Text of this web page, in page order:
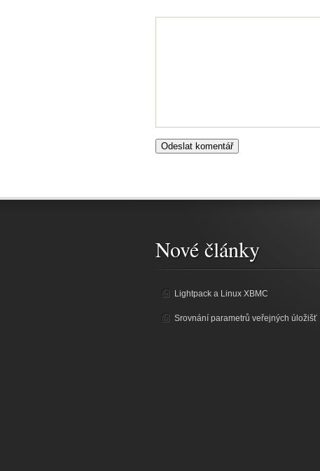
Nové články
Lightpack a Linux XBMC
Srovnání parametrů veřejných úložišť